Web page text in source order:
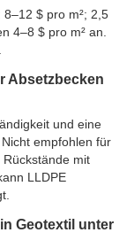
$ pro m²; 2,5
4–8 $ pro m² an.
Absetzbecken
und eine
empfohlen für
mit
LLDPE
Geotextil unter